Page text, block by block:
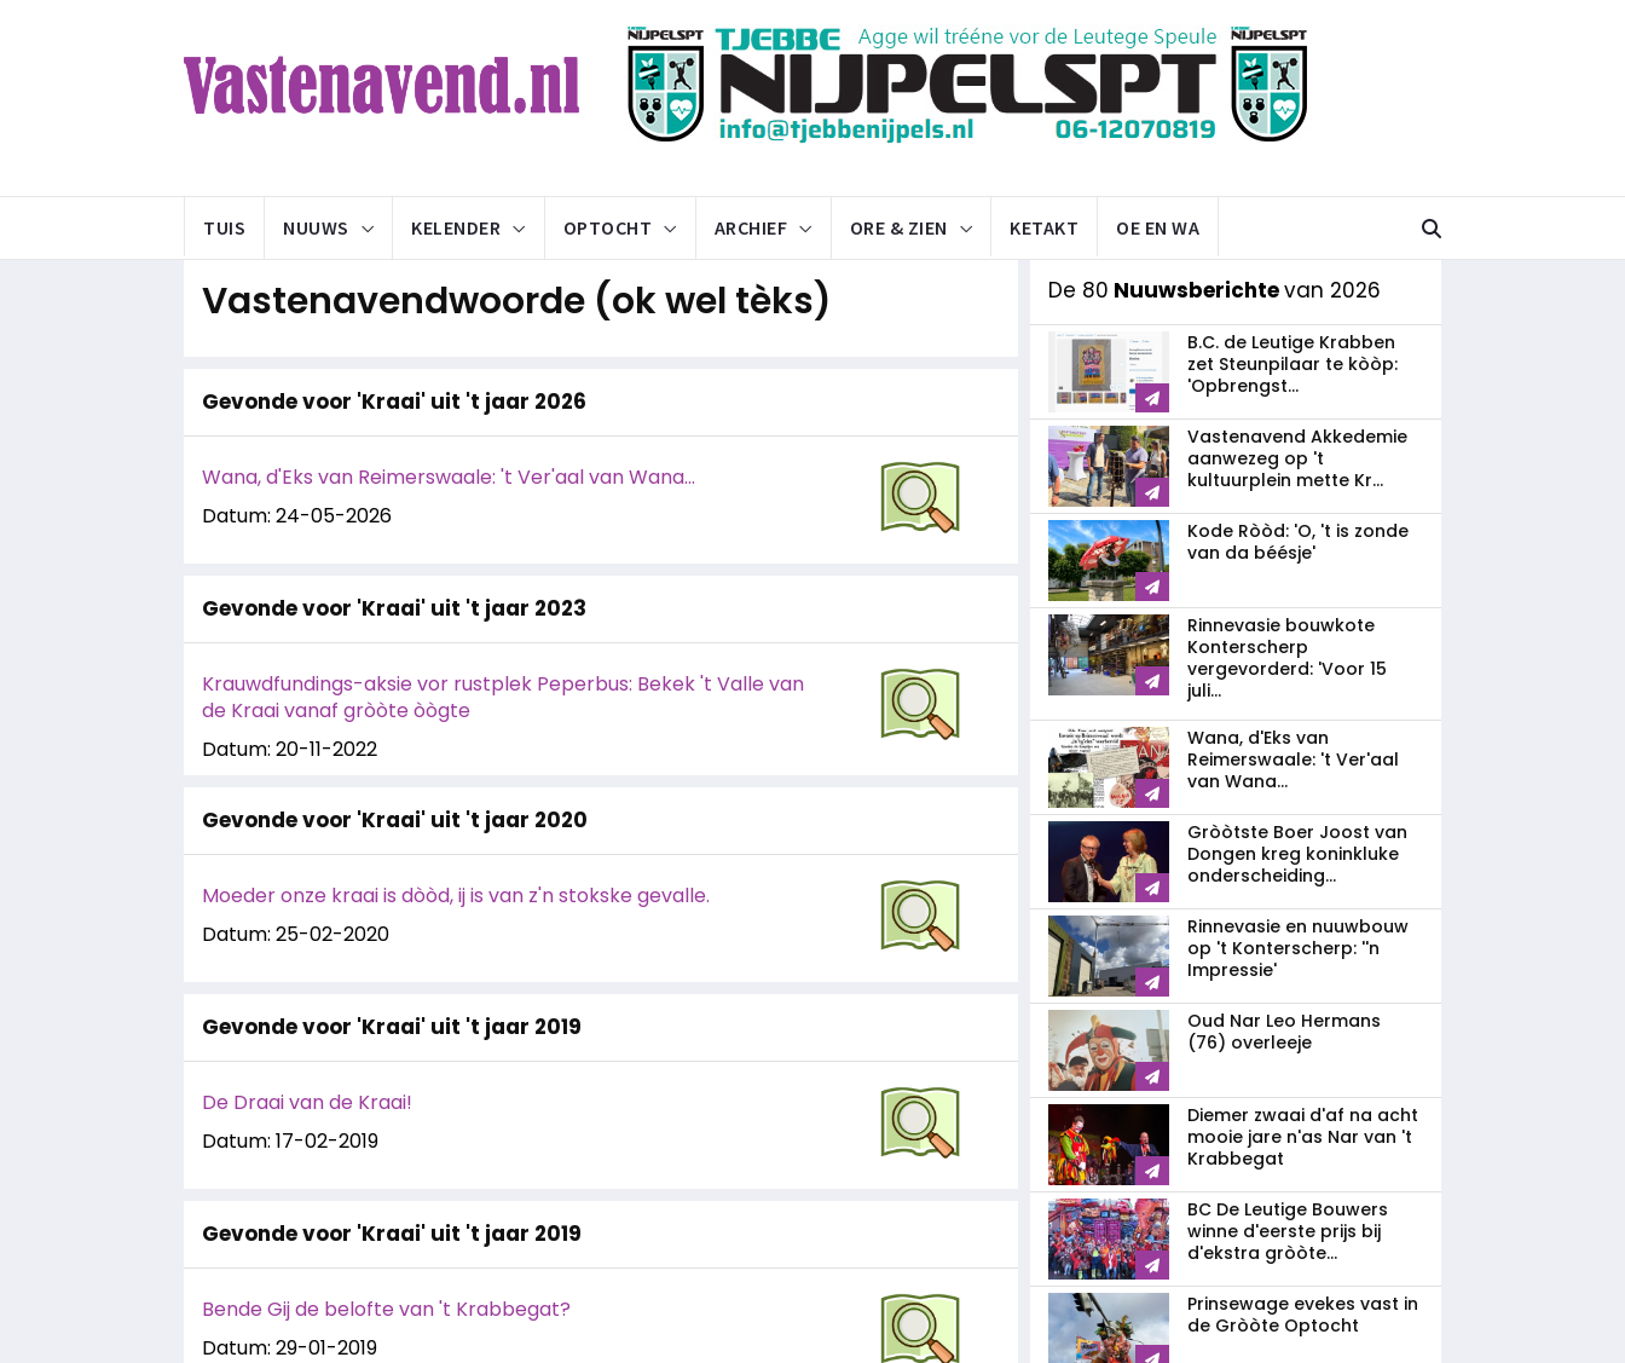
TUIS NUUWS KELENDER OPTOCHT ARCHIEF ORE & ZIEN KETAKT OE EN WA
Vastenavendwoorde (ok wel tèks)
Gevonde voor 'Kraai' uit 't jaar 2026
Wana, d'Eks van Reimerswaale: 't Ver'aal van Wana...
Datum: 24-05-2026
Gevonde voor 'Kraai' uit 't jaar 2023
Krauwdfundings-aksie vor rustplek Peperbus: Bekek 't Valle van
de Kraai vanaf gròòte òògte
Datum: 20-11-2022
Gevonde voor 'Kraai' uit 't jaar 2020
Moeder onze kraai is dòòd, ij is van z'n stokske gevalle.
Datum: 25-02-2020
Gevonde voor 'Kraai' uit 't jaar 2019
De Draai van de Kraai!
Datum: 17-02-2019
Gevonde voor 'Kraai' uit 't jaar 2019
Bende Gij de belofte van 't Krabbegat?
Datum: 29-01-2019
De 80 Nuuwsberichtevan 2026
B.C. de Leutige Krabben
zet Steunpilaar te kòòp:
'Opbrengst...
Vastenavend Akkedemie
aanwezeg op 't
kultuurplein mette Kr...
Kode Ròòd: 'O, 't is zonde
van da béésje'
Rinnevasie bouwkote
Konterscherp
vergevorderd: 'Voor 15
juli...
Wana, d'Eks van
Reimerswaale: 't Ver'aal
van Wana...
Gròòtste Boer Joost van
Dongen kreg koninkluke
onderscheiding...
Rinnevasie en nuuwbouw
op 't Konterscherp: ''n
Impressie'
Oud Nar Leo Hermans
(76) overleeje
Diemer zwaai d'af na acht
mooie jare n'as Nar van 't
Krabbegat
BC De Leutige Bouwers
winne d'eerste prijs bij
d'ekstra gròòte...
Prinsewage evekes vast in
de Gròòte Optocht